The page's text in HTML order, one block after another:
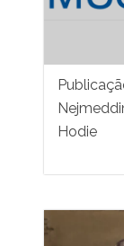
Hodie